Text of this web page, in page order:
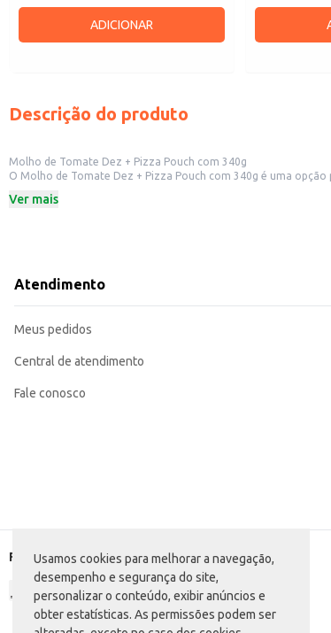
Usamos cookies para melhorar a navegação,
desempenho e segurança do site,
personalizar o conteúdo, exibir anúncios e
obter estatísticas. As permissões podem ser
ADICIONAR
Descrição do produto
Molho de Tomate Dez + Pizza Pouch com 340g
O Molho de Tomate Dez + Pizza Pouch com 340g é uma
Embalagem Pouch de 340g.
Pode ser utilizado como ingrediente em molhos e outros
O Molho de Tomate Dez + Pizza Pouch oferece praticidade e
Ver mais
Atendimento
Meus pedidos
Central de atendimento
Fale conosco
Formas de pagamento